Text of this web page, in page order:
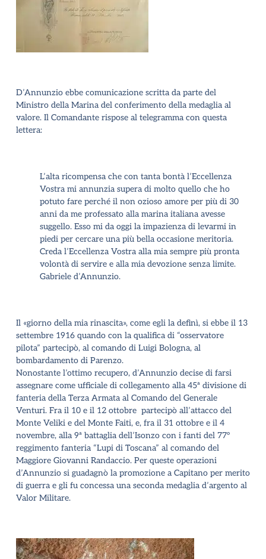
D’Annunzio ebbe comunicazione scritta da parte del
Ministro della Marina del conferimento della medaglia al
valore. Il Comandante rispose al telegramma con questa
lettera:
L’alta ricompensa che con tanta bontà l’Eccellenza
Vostra mi annunzia supera di molto quello che ho
potuto fare perché il non ozioso amore per più di 30
anni da me professato alla marina italiana avesse
suggello. Esso mi da oggi la impazienza di levarmi in
piedi per cercare una più bella occasione meritoria.
Creda l’Eccellenza Vostra alla mia sempre più pronta
volontà di servire e alla mia devozione senza limite.
Gabriele d’Annunzio.
Il «giorno della mia rinascita», come egli la definì, si ebbe il 13
settembre 1916 quando con la qualifica di “osservatore
pilota” partecipò, al comando di Luigi Bologna, al
bombardamento di Parenzo.
Nonostante l’ottimo recupero, d’Annunzio decise di farsi
assegnare come ufficiale di collegamento alla 45ª divisione di
fanteria della Terza Armata al Comando del Generale
Venturi. Fra il 10 e il 12 ottobre partecipò all’attacco del
Monte Veliki e del Monte Faiti, e, fra il 31 ottobre e il 4
novembre, alla 9ª battaglia dell’Isonzo con i fanti del 77°
reggimento fanteria “Lupi di Toscana” al comando del
Maggiore Giovanni Randaccio. Per queste operazioni
d’Annunzio si guadagnò la promozione a Capitano per merito
di guerra e gli fu concessa una seconda medaglia d’argento al
Valor Militare.